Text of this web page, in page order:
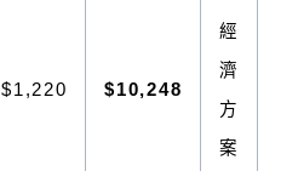
$1,220 $10,248
經
濟
方
案